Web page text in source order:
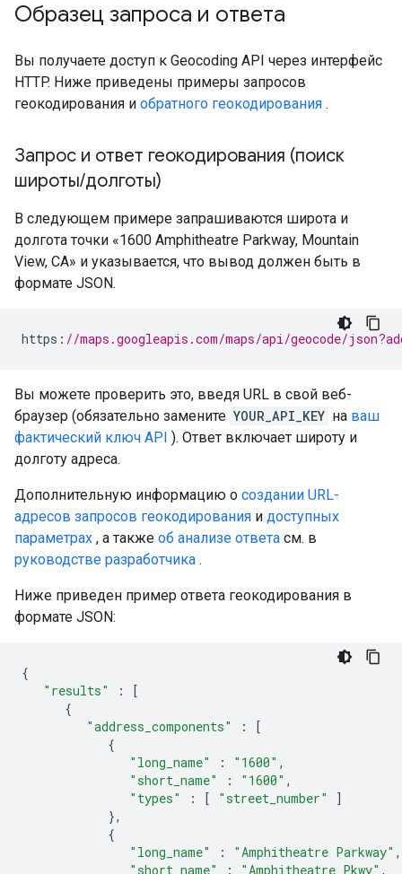
Образец запроса и ответа
Вы получаете доступ к Geocoding API через интерфейс
HTTP. Ниже приведены примеры запросов
геокодирования и обратного геокодирования .
Запрос и ответ геокодирования (поиск
широты/долготы)
В следующем примере запрашиваются широта и
долгота точки «1600 Amphitheatre Parkway, Mountain
View, CA» и указывается, что вывод должен быть в
формате JSON.
https : //maps.googleapis.com/maps/api/geocode/
Вы можете проверить это, введя URL в свой веб-
браузер (обязательно замените YOUR_API_KEY на ваш
фактический ключ API ). Ответ включает широту и
долготу адреса.
Дополнительную информацию о создании URL-
адресов запросов геокодирования и доступных
параметрах , а также об анализе ответа см. в
руководстве разработчика .
Ниже приведен пример ответа геокодирования в
формате JSON:
{
"results"
:
[
{
"address_components"
:
[
{
"long_name"
: "1600" ,
"short_name"
: "1600" ,
"types"
: [ "street_number"
]
},
{
"long_name"
: "Amphitheatre Parkway" ,
"short_name"
: "Amphitheatre Pkwy" ,